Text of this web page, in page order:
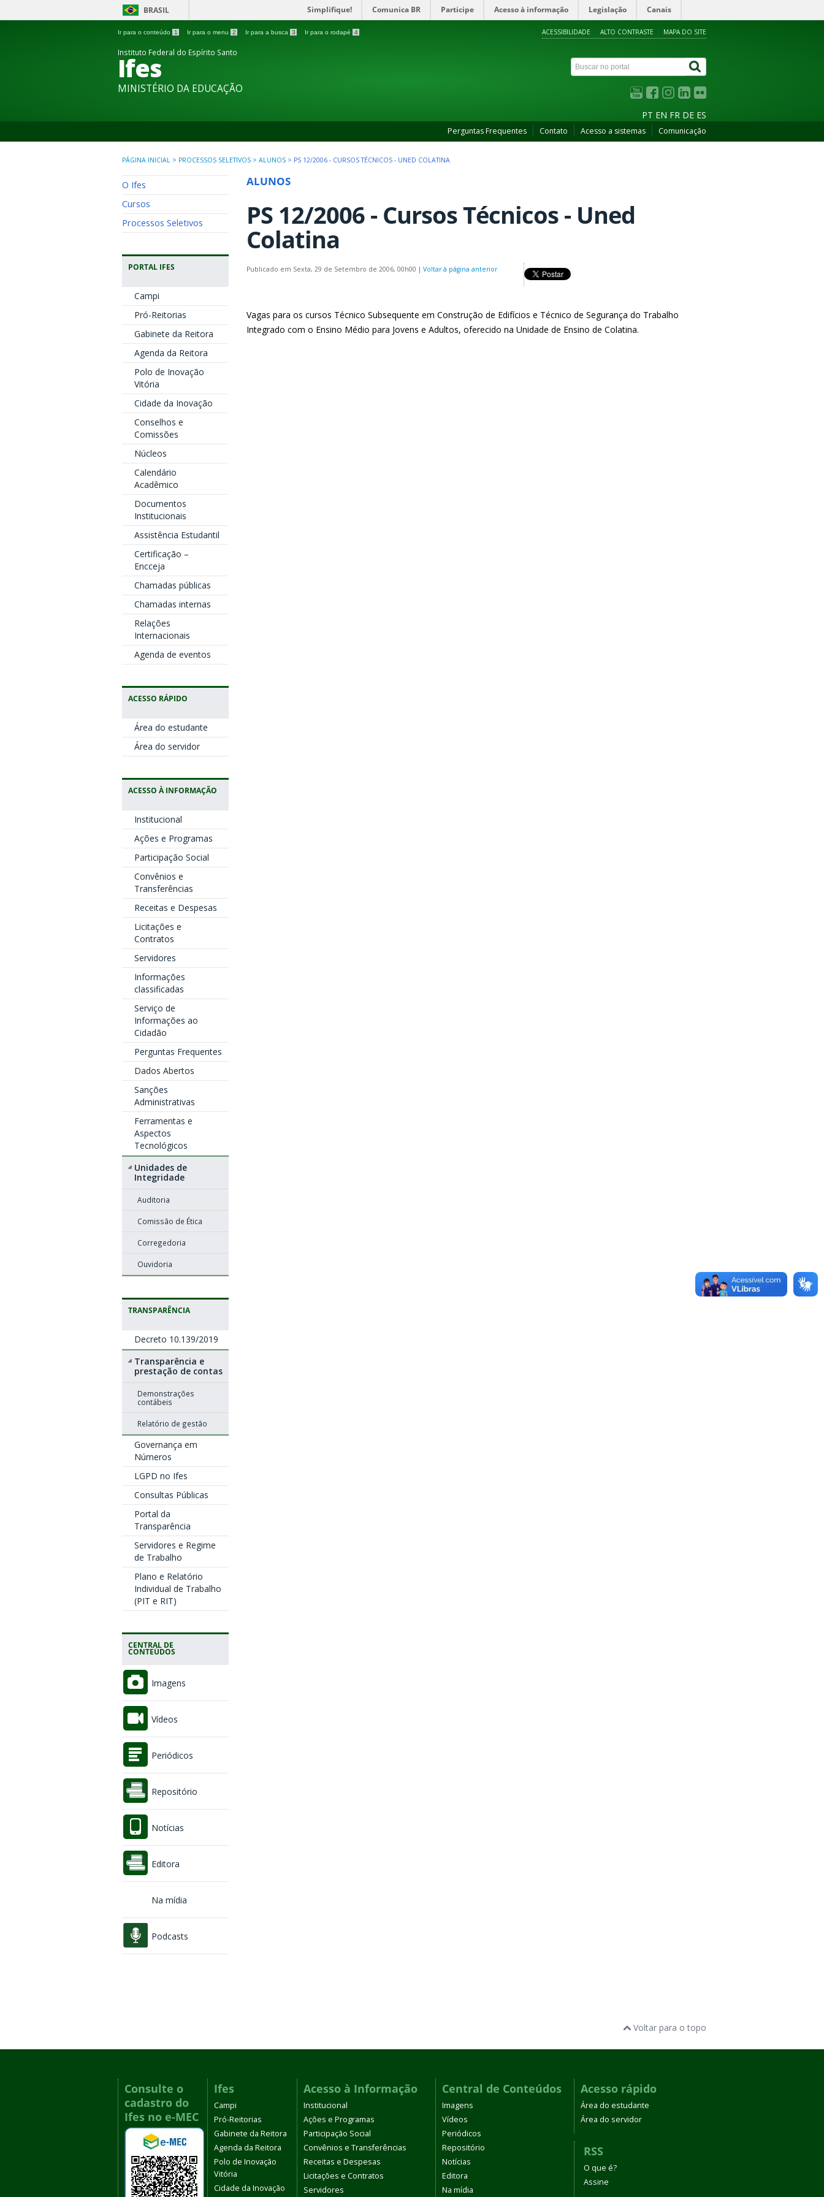
BRASIL Simplifique! Comunica BR Participe Acesso à informação Legislação Canais
Ir para o conteúdo 1 Ir para o menu 2 Ir para a busca 3 Ir para o rodapé 4 ACESSIBILIDADE ALTO CONTRASTE MAPA DO SITE
Instituto Federal do Espírito Santo
Ifes
MINISTÉRIO DA EDUCAÇÃO
PT EN FR DE ES
Perguntas Frequentes Contato Acesso a sistemas Comunicação
PÁGINA INICIAL > PROCESSOS SELETIVOS > ALUNOS > PS 12/2006 - CURSOS TÉCNICOS - UNED COLATINA
O Ifes
Cursos
Processos Seletivos
PORTAL IFES
Campi
Pró-Reitorias
Gabinete da Reitora
Agenda da Reitora
Polo de Inovação
Vitória
Cidade da Inovação
Conselhos e
Comissões
Núcleos
Calendário
Acadêmico
Documentos
Institucionais
Assistência Estudantil
Certificação –
Encceja
Chamadas públicas
Chamadas internas
Relações
Internacionais
Agenda de eventos
ACESSO RÁPIDO
Área do estudante
Área do servidor
ACESSO À INFORMAÇÃO
Institucional
Ações e Programas
Participação Social
Convênios e
Transferências
Receitas e Despesas
Licitações e
Contratos
Servidores
Informações
classificadas
Serviço de
Informações ao
Cidadão
Perguntas Frequentes
Dados Abertos
Sanções
Administrativas
Ferramentas e
Aspectos
Tecnológicos
Unidades de
Integridade
Auditoria
Comissão de Ética
Corregedoria
Ouvidoria
TRANSPARÊNCIA
Decreto 10.139/2019
Transparência e
prestação de contas
Demonstrações
contábeis
Relatório de gestão
Governança em
Números
LGPD no Ifes
Consultas Públicas
Portal da
Transparência
Servidores e Regime
de Trabalho
Plano e Relatório
Individual de Trabalho
(PIT e RIT)
CENTRAL DE
CONTEÚDOS
Imagens
Vídeos
Periódicos
Repositório
Notícias
Editora
Na mídia
Podcasts
ALUNOS
PS 12/2006 - Cursos Técnicos - Uned
Colatina
Publicado em Sexta, 29 de Setembro de 2006, 00h00 | Voltar à página anterior
Vagas para os cursos Técnico Subsequente em Construção de Edifícios e Técnico de Segurança do Trabalho
Integrado com o Ensino Médio para Jovens e Adultos, oferecido na Unidade de Ensino de Colatina.
Voltar para o topo
Consulte o
cadastro do
Ifes no e-MEC
Ifes
Campi
Pró-Reitorias
Gabinete da Reitora
Agenda da Reitora
Polo de Inovação
Vitória
Cidade da Inovação
Acesso à Informação
Institucional
Ações e Programas
Participação Social
Convênios e Transferências
Receitas e Despesas
Licitações e Contratos
Servidores
Central de Conteúdos
Imagens
Vídeos
Periódicos
Repositório
Notícias
Editora
Na mídia
Acesso rápido
Área do estudante
Área do servidor
RSS
O que é?
Assine